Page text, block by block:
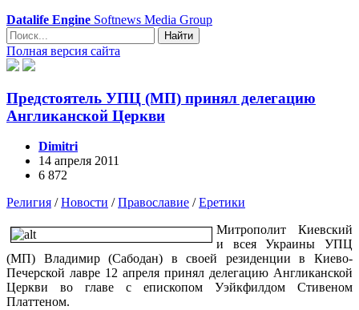
Datalife Engine Softnews Media Group
Найти
Полная версия сайта
Предстоятель УПЦ (МП) принял делегацию
Англиканской Церкви
Dimitri
14 апреля 2011
6 872
Религия /Новости /Православие /Еретики
Митрополит Киевский
и всея Украины УПЦ
(МП) Владимир (Сабодан) в своей резиденции в Киево-
Печерской лавре 12 апреля принял делегацию Англиканской
Церкви во главе с епископом Уэйкфилдом Стивеном
Платтеном.